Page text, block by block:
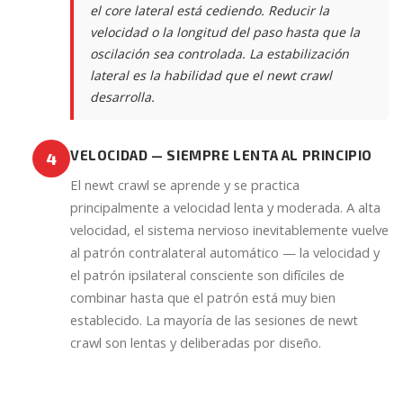
el core lateral está cediendo. Reducir la
velocidad o la longitud del paso hasta que la
oscilación sea controlada. La estabilización
lateral es la habilidad que el newt crawl
desarrolla.
4 VELOCIDAD — SIEMPRE LENTA AL PRINCIPIO
El newt crawl se aprende y se practica
principalmente a velocidad lenta y moderada. A alta
velocidad, el sistema nervioso inevitablemente vuelve
al patrón contralateral automático — la velocidad y
el patrón ipsilateral consciente son difíciles de
combinar hasta que el patrón está muy bien
establecido. La mayoría de las sesiones de newt
crawl son lentas y deliberadas por diseño.